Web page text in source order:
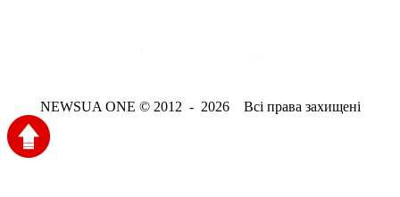
NEWSUA ONE © 2012 - 2026 Всі права захищені